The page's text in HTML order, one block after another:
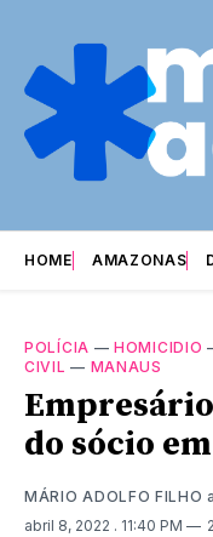
HOME AMAZONAS
POLÍCIA —HOMICIDIO
CIVIL — MANAUS
do sócio
MÁRIO ADOLFO FILHO
abril 8, 2022 . 11:40 PM